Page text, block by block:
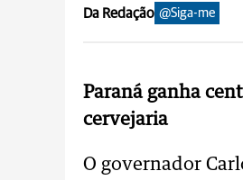
Da Redação @Siga-me
Paraná ganha
cervejaria
O governador